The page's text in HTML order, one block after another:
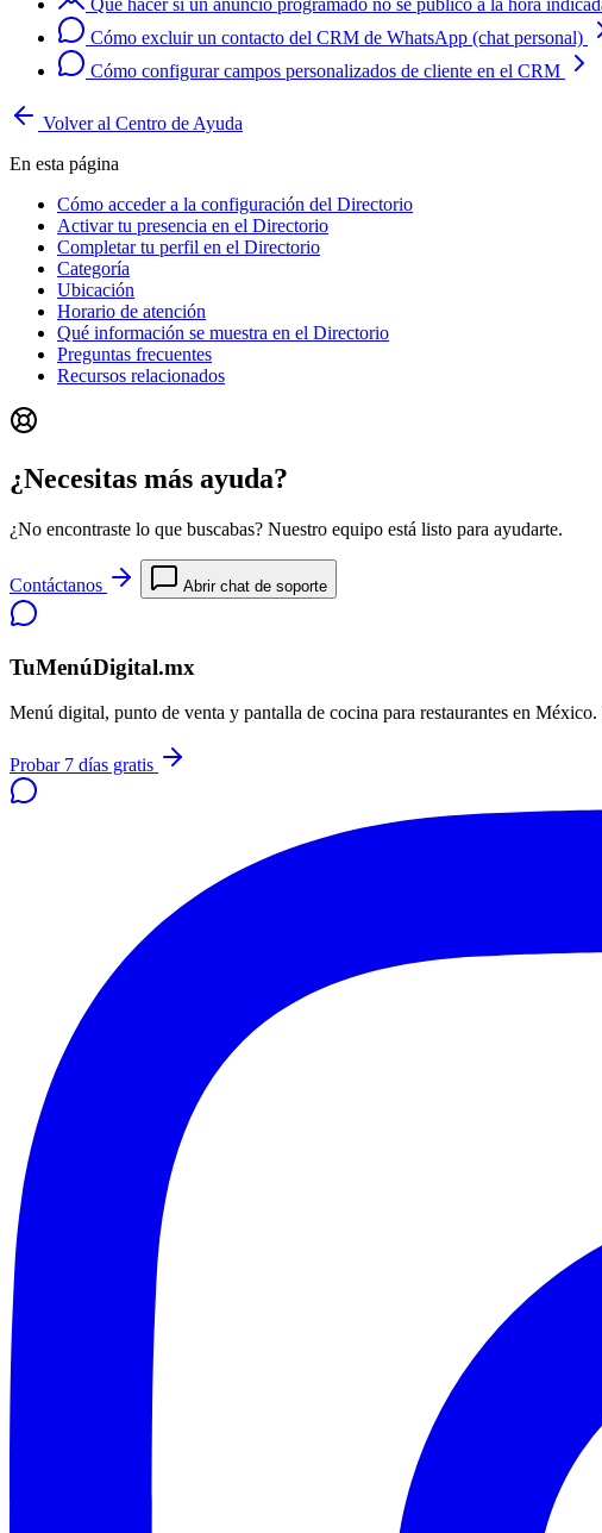
Qué hacer si un anuncio programado no se publicó a la hora
Cómo excluir un contacto del CRM de WhatsApp (chat personal)
Cómo configurar campos personalizados de cliente en el CRM
Volver al Centro de Ayuda
En esta página
Cómo acceder a la configuración del Directorio
Activar tu presencia en el Directorio
Completar tu perfil en el Directorio
Categoría
Ubicación
Horario de atención
Qué información se muestra en el Directorio
Preguntas frecuentes
Recursos relacionados
¿Necesitas más ayuda?
¿No encontraste lo que buscabas? Nuestro equipo está listo para ayudarte.
Contáctanos Abrir chat de soporte
TuMenúDigital.mx
Menú digital, punto de venta y pantalla de cocina para restaurantes en
Probar 7 días gratis